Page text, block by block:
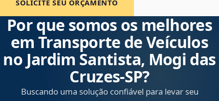
SOLICITE SEU ORÇAMENTO
Por que somos os melhores
em Transporte de Veículos
no Jardim Santista, Mogi das
Cruzes‑SP?
Buscando uma solução confiável para levar seu